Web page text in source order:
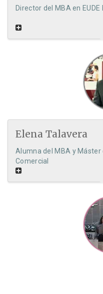
Director del MBA en EUDE
Elena Talavera
Alumna del MBA y
Comercial